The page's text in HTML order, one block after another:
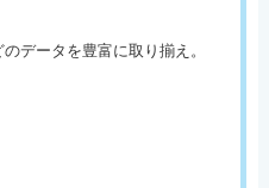
データを豊富に取り揃え。